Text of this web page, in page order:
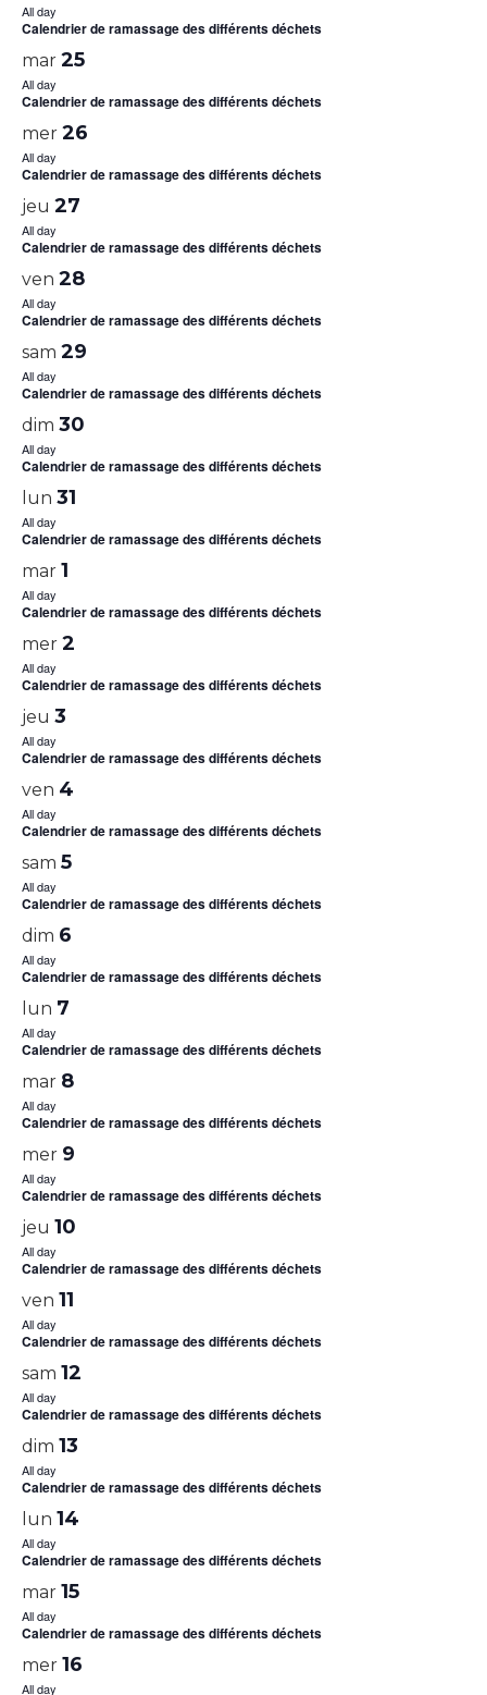
All day
Calendrier de ramassage des différents déchets
mar 25
All day
Calendrier de ramassage des différents déchets
mer 26
All day
Calendrier de ramassage des différents déchets
jeu 27
All day
Calendrier de ramassage des différents déchets
ven 28
All day
Calendrier de ramassage des différents déchets
sam 29
All day
Calendrier de ramassage des différents déchets
dim 30
All day
Calendrier de ramassage des différents déchets
lun 31
All day
Calendrier de ramassage des différents déchets
mar 1
All day
Calendrier de ramassage des différents déchets
mer 2
All day
Calendrier de ramassage des différents déchets
jeu 3
All day
Calendrier de ramassage des différents déchets
ven 4
All day
Calendrier de ramassage des différents déchets
sam 5
All day
Calendrier de ramassage des différents déchets
dim 6
All day
Calendrier de ramassage des différents déchets
lun 7
All day
Calendrier de ramassage des différents déchets
mar 8
All day
Calendrier de ramassage des différents déchets
mer 9
All day
Calendrier de ramassage des différents déchets
jeu 10
All day
Calendrier de ramassage des différents déchets
ven 11
All day
Calendrier de ramassage des différents déchets
sam 12
All day
Calendrier de ramassage des différents déchets
dim 13
All day
Calendrier de ramassage des différents déchets
lun 14
All day
Calendrier de ramassage des différents déchets
mar 15
All day
Calendrier de ramassage des différents déchets
mer 16
All day